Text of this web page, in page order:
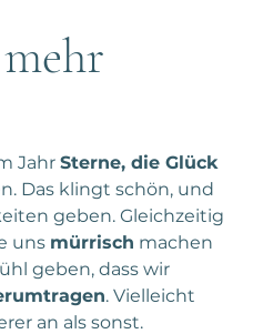
Jahr Sterne, die Glück
Das klingt schön, und
geben. Gleichzeitig
uns mürrisch machen
geben, dass wir
. Vielleicht
an als sonst.